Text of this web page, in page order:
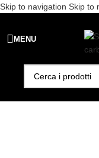
Skip to navigation Skip to
Spedizione gratuita per
3 rate senza
MENU